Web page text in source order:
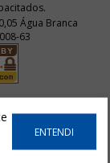
ENTENDI
Água Branca
63